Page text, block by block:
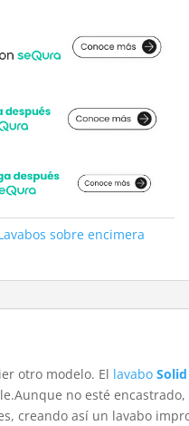
sobre encimera
otro modelo. El lavaboSolid
no esté encastrado,
creando así un lavabo